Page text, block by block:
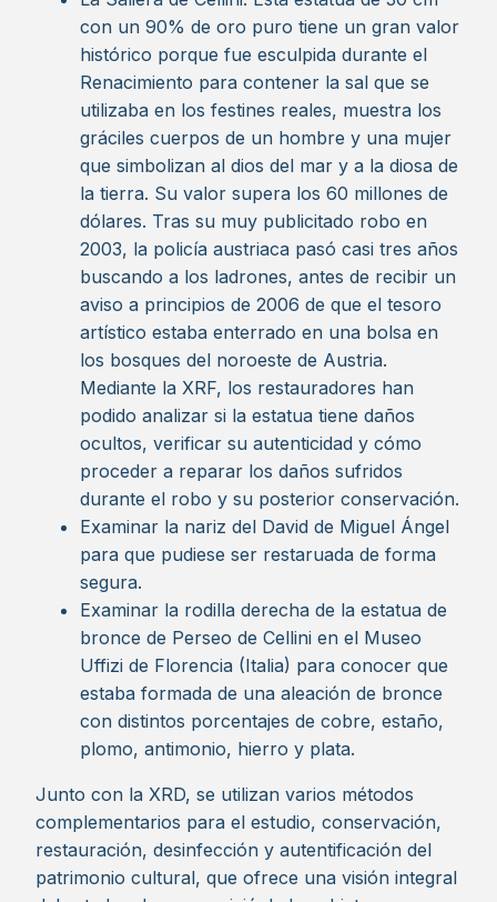
con un 90% de oro puro tiene un gran valor
histórico porque fue esculpida durante el
Renacimiento para contener la sal que se
utilizaba en los festines reales, muestra los
gráciles cuerpos de un hombre y una mujer
que simbolizan al dios del mar y a la diosa de
la tierra. Su valor supera los 60 millones de
dólares. Tras su muy publicitado robo en
2003, la policía austriaca pasó casi tres años
buscando a los ladrones, antes de recibir un
aviso a principios de 2006 de que el tesoro
artístico estaba enterrado en una bolsa en
los bosques del noroeste de Austria.
Mediante la XRF, los restauradores han
podido analizar si la estatua tiene daños
ocultos, verificar su autenticidad y cómo
proceder a reparar los daños sufridos
durante el robo y su posterior conservación.
Examinar la nariz del David de Miguel Ángel
para que pudiese ser restaruada de forma
segura.
Examinar la rodilla derecha de la estatua de
bronce de Perseo de Cellini en el Museo
Uffizi de Florencia (Italia) para conocer que
estaba formada de una aleación de bronce
con distintos porcentajes de cobre, estaño,
plomo, antimonio, hierro y plata.
Junto con la XRD, se utilizan varios métodos
complementarios para el estudio, conservación,
restauración, desinfección y autentificación del
patrimonio cultural, que ofrece una visión integral